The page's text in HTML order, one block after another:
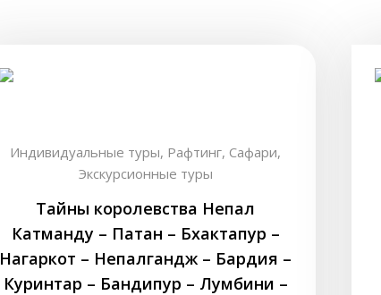
Индивидуальные туры, Рафтинг, Сафари,
Экскурсионные туры
Тайны королевства Непал
Катманду – Патан – Бхактапур –
Нагаркот – Непалгандж – Бардия –
Куринтар – Бандипур – Лумбини –